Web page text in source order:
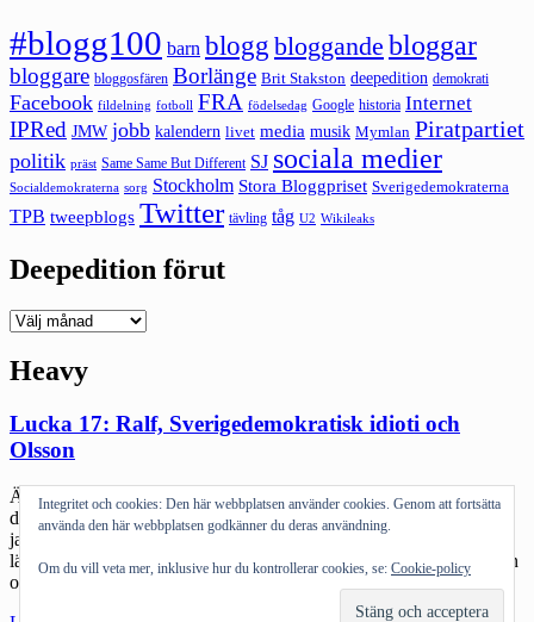
#blogg100 barn blogg bloggande bloggar
bloggare bloggosfären Borlänge Brit Stakston deepedition demokrati
Facebook fildelning fotboll FRA födelsedag Google historia Internet
IPRed JMW jobb kalendern livet media musik Mymlan Piratpartiet
politik präst Same Same But Different SJ sociala medier
Socialdemokraterna sorg Stockholm Stora Bloggpriset Sverigedemokraterna
TPB tweepblogs Twitter tävling tåg U2 Wikileaks
Deepedition förut
Deepedition
Heavy
Lucka 17: Ralf, Sverigedemokratisk idioti och
Olsson
Ännu en dag hemma i Dalarna. Förkyld och eländig. Det innebär
dock att man hinner läsa tidningar här hemifrån. Vanligtvis hinner
jag oftast bara ögna igenom ledarsidan i Borlänge Tidning och bli
lätt agiterad på Pernilla Ohlins texter innan jag får slänga mig i bilen
och ta tåget ner mot Stockholm. Idag var det också […]
Integritet och cookies: Den här webbplatsen använder cookies. Genom att fortsätta
använda den här webbplatsen godkänner du deras användning.
Om du vill veta mer, inklusive hur du kontrollerar cookies, se: Cookie-policy